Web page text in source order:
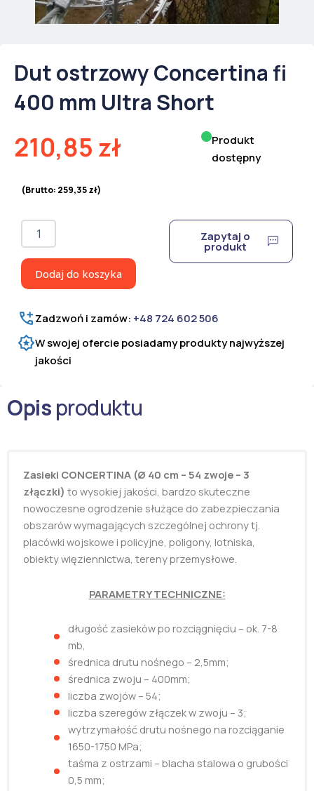
Dut ostrzowy Concertina fi
400 mm Ultra Short
210,85 zł
(Brutto: 259,35zł)
Produkt
dostępny
ilość
Concertina
fi
mm
Ultra
Short
Dodaj do koszyka
Zapytaj o
produkt
Zadzwoń i zamów: +48 724 602 506
W swojej ofercie posiadamy produkty najwyższej
jakości
Opisproduktu
Zasieki CONCERTINA (Ø 40 cm – 54 zwoje – 3
złączki) to wysokiej jakości, bardzo skuteczne
nowoczesne ogrodzenie służące do zabezpieczania
obszarów wymagających szczególnej ochrony tj.
placówki wojskowe i policyjne, poligony, lotniska,
obiekty więziennictwa, tereny przemysłowe.
PARAMETRY TECHNICZNE:
długość zasieków po rozciągnięciu – ok. 7-8
mb,
średnica drutu nośnego – 2,5mm;
średnica zwoju – 400mm;
liczba zwojów – 54;
liczba szeregów złączek w zwoju – 3;
wytrzymałość drutu nośnego na rozciąganie
1650-1750 MPa;
taśma z ostrzami – blacha stalowa o grubości
0,5 mm;